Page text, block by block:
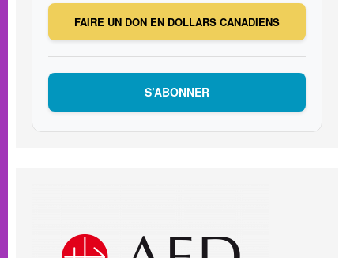
FAIRE UN DON EN DOLLARS CANADIENS
S’ABONNER